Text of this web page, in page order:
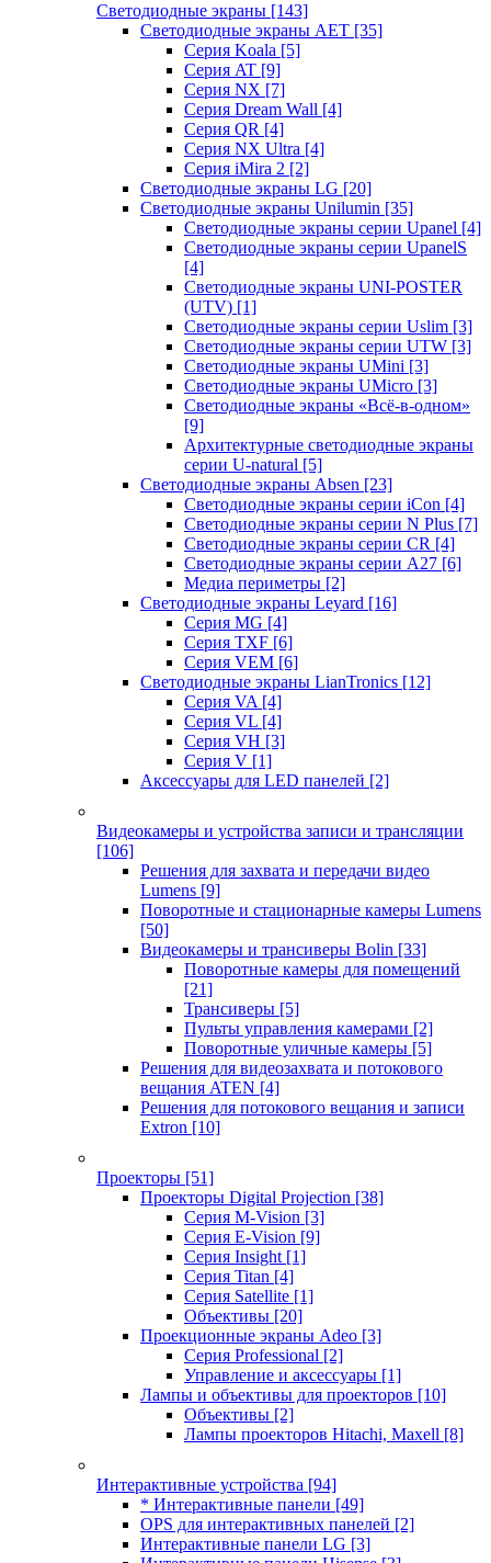
Светодиодные экраны [143]
Светодиодные экраны AET [35]
Cерия Koala [5]
Серия AT [9]
Серия NX [7]
Серия Dream Wall [4]
Серия QR [4]
Серия NX Ultra [4]
Серия iMira 2 [2]
Светодиодные экраны LG [20]
Светодиодные экраны Unilumin [35]
Светодиодные экраны серии Upanel [4]
Светодиодные экраны серии UpanelS
[4]
Светодиодные экраны UNI-POSTER
(UTV) [1]
Светодиодные экраны серии Uslim [3]
Светодиодные экраны серии UTW [3]
Светодиодные экраны UMini [3]
Светодиодные экраны UMicro [3]
Светодиодные экраны «Всё-в-одном»
[9]
Архитектурные светодиодные экраны
серии U-natural [5]
Светодиодные экраны Absen [23]
Светодиодные экраны серии iCon [4]
Светодиодные экраны серии N Plus [7]
Светодиодные экраны серии CR [4]
Светодиодные экраны серии А27 [6]
Медиа периметры [2]
Светодиодные экраны Leyard [16]
Серия MG [4]
Серия TXF [6]
Серия VEM [6]
Светодиодные экраны LianTronics [12]
Серия VA [4]
Серия VL [4]
Серия VH [3]
Серия V [1]
Аксессуары для LED панелей [2]
Видеокамеры и устройства записи и трансляции
[106]
Решения для захвата и передачи видео
Lumens [9]
Поворотные и стационарные камеры Lumens
[50]
Видеокамеры и трансиверы Bolin [33]
Поворотные камеры для помещений
[21]
Трансиверы [5]
Пульты управления камерами [2]
Поворотные уличные камеры [5]
Решения для видеозахвата и потокового
вещания ATEN [4]
Решения для потокового вещания и записи
Extron [10]
Проекторы [51]
Проекторы Digital Projection [38]
Серия M-Vision [3]
Серия E-Vision [9]
Серия Insight [1]
Серия Titan [4]
Серия Satellite [1]
Объективы [20]
Проекционные экраны Adeo [3]
Серия Professional [2]
Управление и аксессуары [1]
Лампы и объективы для проекторов [10]
Объективы [2]
Лампы проекторов Hitachi, Maxell [8]
Интерактивные устройства [94]
* Интерактивные панели [49]
OPS для интерактивных панелей [2]
Интерактивные панели LG [3]